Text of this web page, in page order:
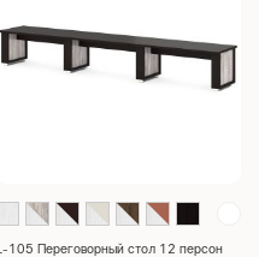
L-105 Переговорный стол 12 персон